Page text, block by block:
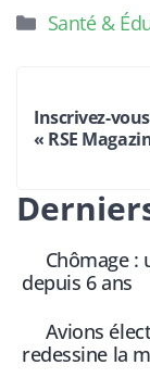
Catégories
Santé &
Inscrivez-
« RSE
Chômage :
depuis 6 ans
Avions
redessine la